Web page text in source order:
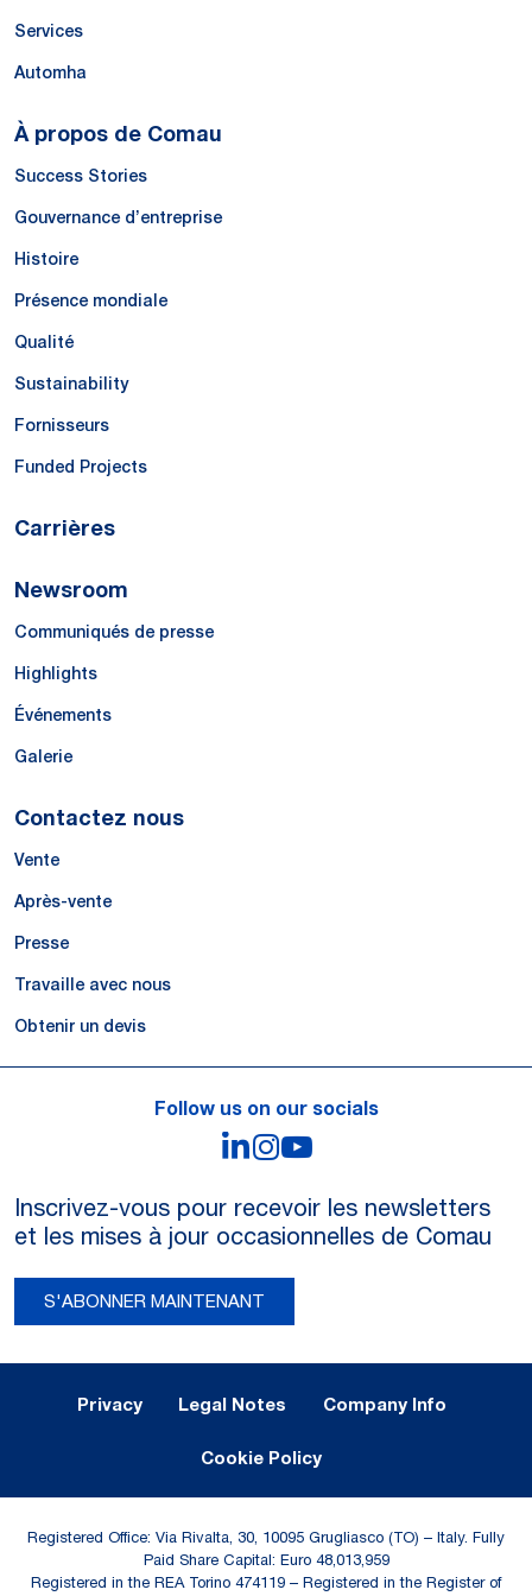
Services
Automha
À propos de Comau
Success Stories
Gouvernance d’entreprise
Histoire
Présence mondiale
Qualité
Sustainability
Fornisseurs
Funded Projects
Carrières
Newsroom
Communiqués de presse
Highlights
Événements
Galerie
Contactez nous
Vente
Après-vente
Presse
Travaille avec nous
Obtenir un devis
Follow us on our socials
LinkedIn
Instagram
Inscrivez-vous pour recevoir les newsletters
et les mises à jour occasionnelles de Comau
S'ABONNER MAINTENANT
Privacy Legal Notes Company Info
Cookie Policy
Registered Office: Via Rivalta, 30, 10095 Grugliasco (TO) – Italy. Fully
Paid Share Capital: Euro 48,013,959
Registered in the REA Torino 474119 – Registered in the Register of